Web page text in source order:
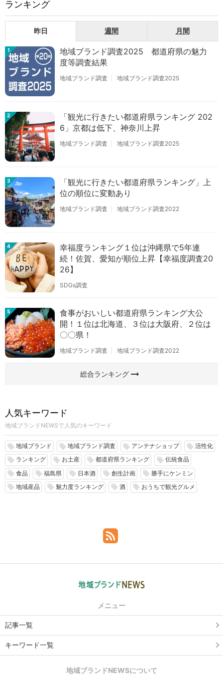
ランキング
昨日 週間 月間
1
地域ブランド調査2025 都道府県の魅力
度等調査結果
地域ブランド調査 地域ブランド調査2025
2
「観光に行きたい都道府県ランキング 202
6」京都は低下、神奈川上昇
地域ブランド調査 地域ブランド調査2025
3
「観光に行きたい都道府県ランキング」上
位の順位に変動あり
地域ブランド調査 地域ブランド調査2022
4
幸福度ランキング１位は沖縄県で5年連
続！佐賀、愛知が順位上昇【幸福度調査20
26】
SDGs調査
5
食事がおいしい都道府県ランキング大公
開！１位は北海道、３位は大阪府、２位は
〇〇県！
地域ブランド調査 地域ブランド調査2022
総合ランキングarrow_right_alt
人気キーワード
地域ブランドNEWSで人気のキーワード
local_offer 地域ブランド local_offer 地域ブランド調査 local_offer アンテナショップ local_offer 活性化
local_offer ランキング local_offer お土産 local_offer 都道府県ランキング local_offer 伝統食品
local_offer 食品 local_offer 福島県 local_offer 日本酒 local_offer 創生計画 local_offer 勝手にケンミン
local_offer 地域産品 local_offer 魅力度ランキング local_offer 酒 local_offer おうちで観光グルメ
メニュー
記事一覧
キーワード一覧
地域ブランドNEWSについて